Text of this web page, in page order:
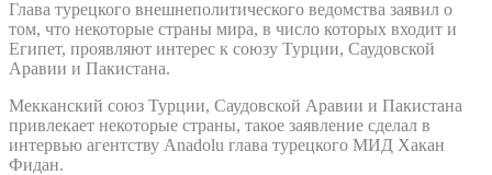
Глава турецкого внешнеполитического ведомства заявил о
том, что некоторые страны мира, в число которых входит и
Египет, проявляют интерес к союзу Турции, Саудовской
Аравии и Пакистана.
Мекканский союз Турции, Саудовской Аравии и Пакистана
привлекает некоторые страны, такое заявление сделал в
интервью агентству Anadolu глава турецкого МИД Хакан
Фидан.